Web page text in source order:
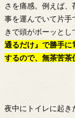
さを痛感。例えば
事を運んでいて片手
きで頭がボーッとし
通るだけ』で勝手
するので、無茶苦茶
夜中にトイレに起き